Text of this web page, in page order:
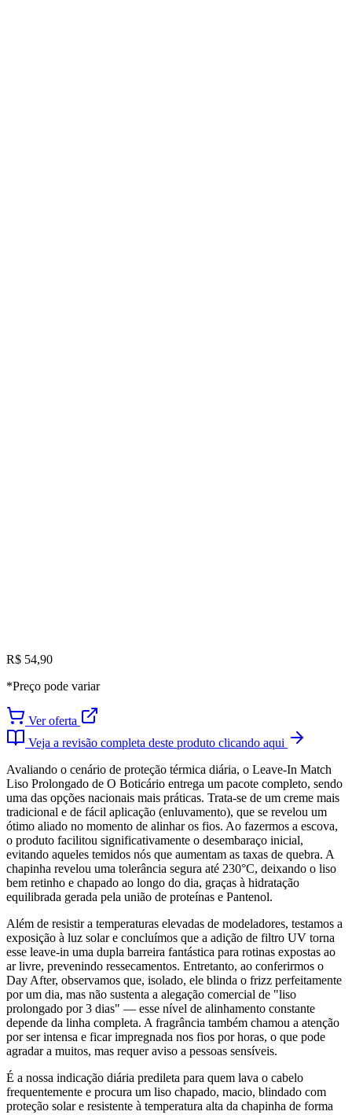
R$ 54,90
*Preço pode variar
Ver oferta
Veja a revisão completa deste produto clicando aqui
Avaliando o cenário de proteção térmica diária, o Leave-In Match
Liso Prolongado de O Boticário entrega um pacote completo, sendo
uma das opções nacionais mais práticas. Trata-se de um creme mais
tradicional e de fácil aplicação (enluvamento), que se revelou um
ótimo aliado no momento de alinhar os fios. Ao fazermos a escova,
o produto facilitou significativamente o desembaraço inicial,
evitando aqueles temidos nós que aumentam as taxas de quebra. A
chapinha revelou uma tolerância segura até 230°C, deixando o liso
bem retinho e chapado ao longo do dia, graças à hidratação
equilibrada gerada pela união de proteínas e Pantenol.
Além de resistir a temperaturas elevadas de modeladores, testamos a
exposição à luz solar e concluímos que a adição de filtro UV torna
esse leave-in uma dupla barreira fantástica para rotinas expostas ao
ar livre, prevenindo ressecamentos. Entretanto, ao conferirmos o
Day After, observamos que, isolado, ele blinda o frizz perfeitamente
por um dia, mas não sustenta a alegação comercial de "liso
prolongado por 3 dias" — esse nível de alinhamento constante
depende da linha completa. A fragrância também chamou a atenção
por ser intensa e ficar impregnada nos fios por horas, o que pode
agradar a muitos, mas requer aviso a pessoas sensíveis.
É a nossa indicação diária predileta para quem lava o cabelo
frequentemente e procura um liso chapado, macio, blindado com
proteção solar e resistente à temperatura alta da chapinha de forma